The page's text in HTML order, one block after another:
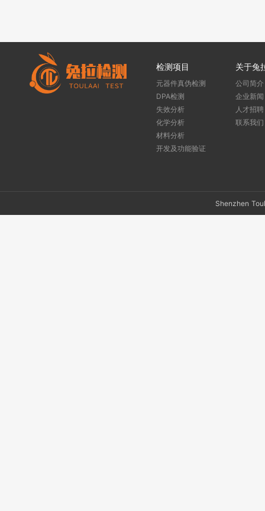
检测项目
元器件真伪检测
DPA检测
失效分析
化学分析
材料分析
开发及功能验证
关于兔
公司简介
企业新闻
人才招聘
联系我们
Shenzhen